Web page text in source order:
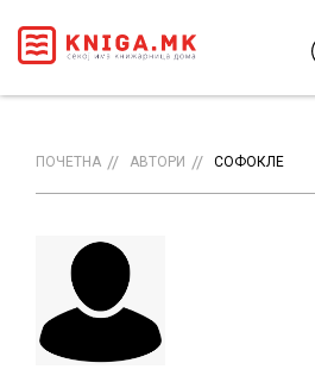
ПОЧЕТНА АВТОРИ СОФОКЛЕ